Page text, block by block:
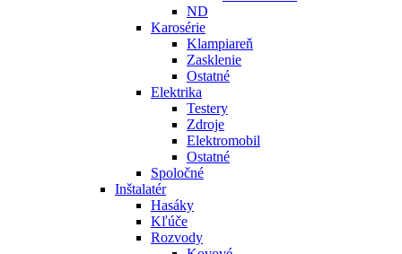
ND
Karosérie
Klampiareň
Zasklenie
Ostatné
Elektrika
Testery
Zdroje
Elektromobil
Ostatné
Spoločné
Inštalatér
Hasáky
Kľúče
Rozvody